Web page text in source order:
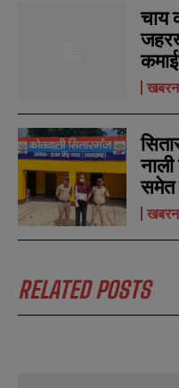
चाय
समेत
RELATED POSTS